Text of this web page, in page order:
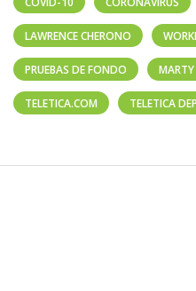
LAWRENCE CHERONO
PRUEBAS DE FONDO
TELETICA.COM TELETICA